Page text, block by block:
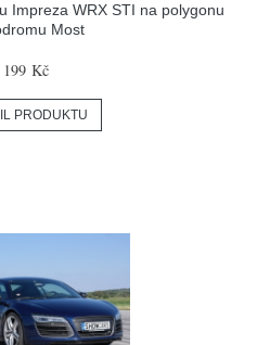
Impreza WRX STI na polygonu
Most
Kč
PRODUKTU